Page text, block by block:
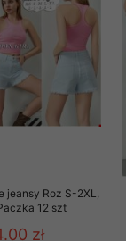
jeansy Roz S-2XL,
12 szt
zł